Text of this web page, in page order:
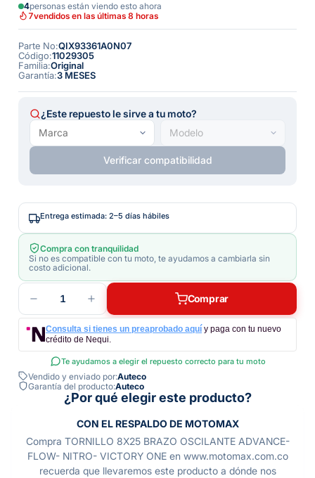
4personas están viendo esto ahora
7vendidos en las últimas 8 horas
Parte No:QIX93361A0N07
Código:11029305
Familia:Original
Garantía:3 MESES
¿Este repuesto le sirve a tu moto?
Verificar compatibilidad
Entrega estimada: 2–5 días hábiles
Compra con tranquilidad
Si no es compatible con tu moto, te ayudamos a cambiarla sin
costo adicional.
1 Comprar
Consulta si tienes un preaprobado aquí y paga con tu nuevo
crédito de Nequi.
Te ayudamos a elegir el repuesto correcto para tu moto
Vendido y enviado por:Auteco
Garantía del producto:Auteco
¿Por qué elegir este producto?
CON EL RESPALDO DE MOTOMAX
Compra TORNILLO 8X25 BRAZO OSCILANTE ADVANCE-
FLOW- NITRO- VICTORY ONE en www.motomax.com.co
recuerda que llevaremos este producto a dónde nos